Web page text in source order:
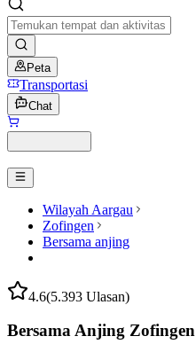
Peta
Transportasi
Chat
Wilayah Aargau
Zofingen
Bersama anjing
4.6(5.393 Ulasan)
Bersama Anjing Zofingen